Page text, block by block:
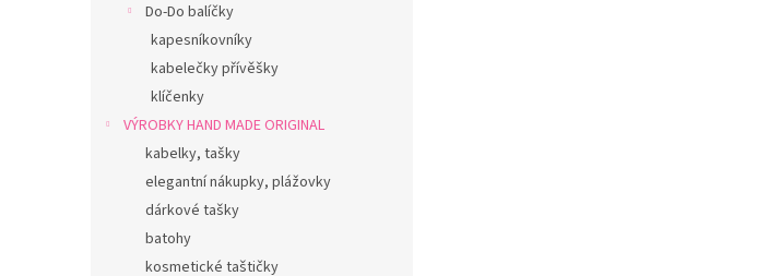
Do-Do balíčky
kapesníkovníky
kabelečky přívěšky
klíčenky
VÝROBKY HAND MADE ORIGINAL
kabelky, tašky
elegantní nákupky, plážovky
dárkové tašky
batohy
kosmetické taštičky